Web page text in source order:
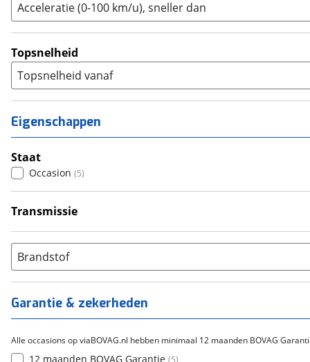
Acceleratie (0-100 km/u), sneller dan
Topsnelheid
Topsnelheid vanaf
Eigenschappen
Staat
Occasion (5)
Transmissie
Brandstof
Garantie & zekerheden
Alle occasions op viaBOVAG.nl hebben minimaal 12 maanden BOVAG
12 maanden BOVAG Garantie (5)